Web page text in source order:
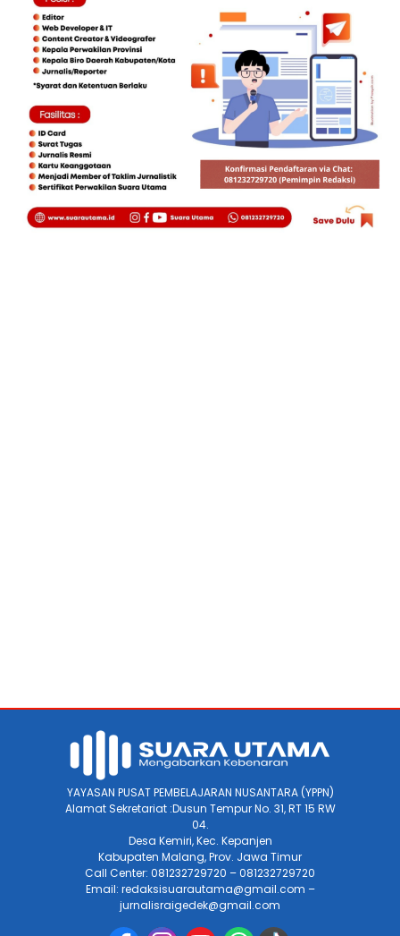
YAYASAN PUSAT PEMBELAJARAN NUSANTARA (YPPN)
Alamat Sekretariat :Dusun Tempur No. 31, RT 15 RW
04.
Desa Kemiri, Kec. Kepanjen
Kabupaten Malang, Prov. Jawa Timur
Call Center: 081232729720 – 081232729720
Email: redaksisuarautama@gmail.com –
jurnalisraigedek@gmail.com